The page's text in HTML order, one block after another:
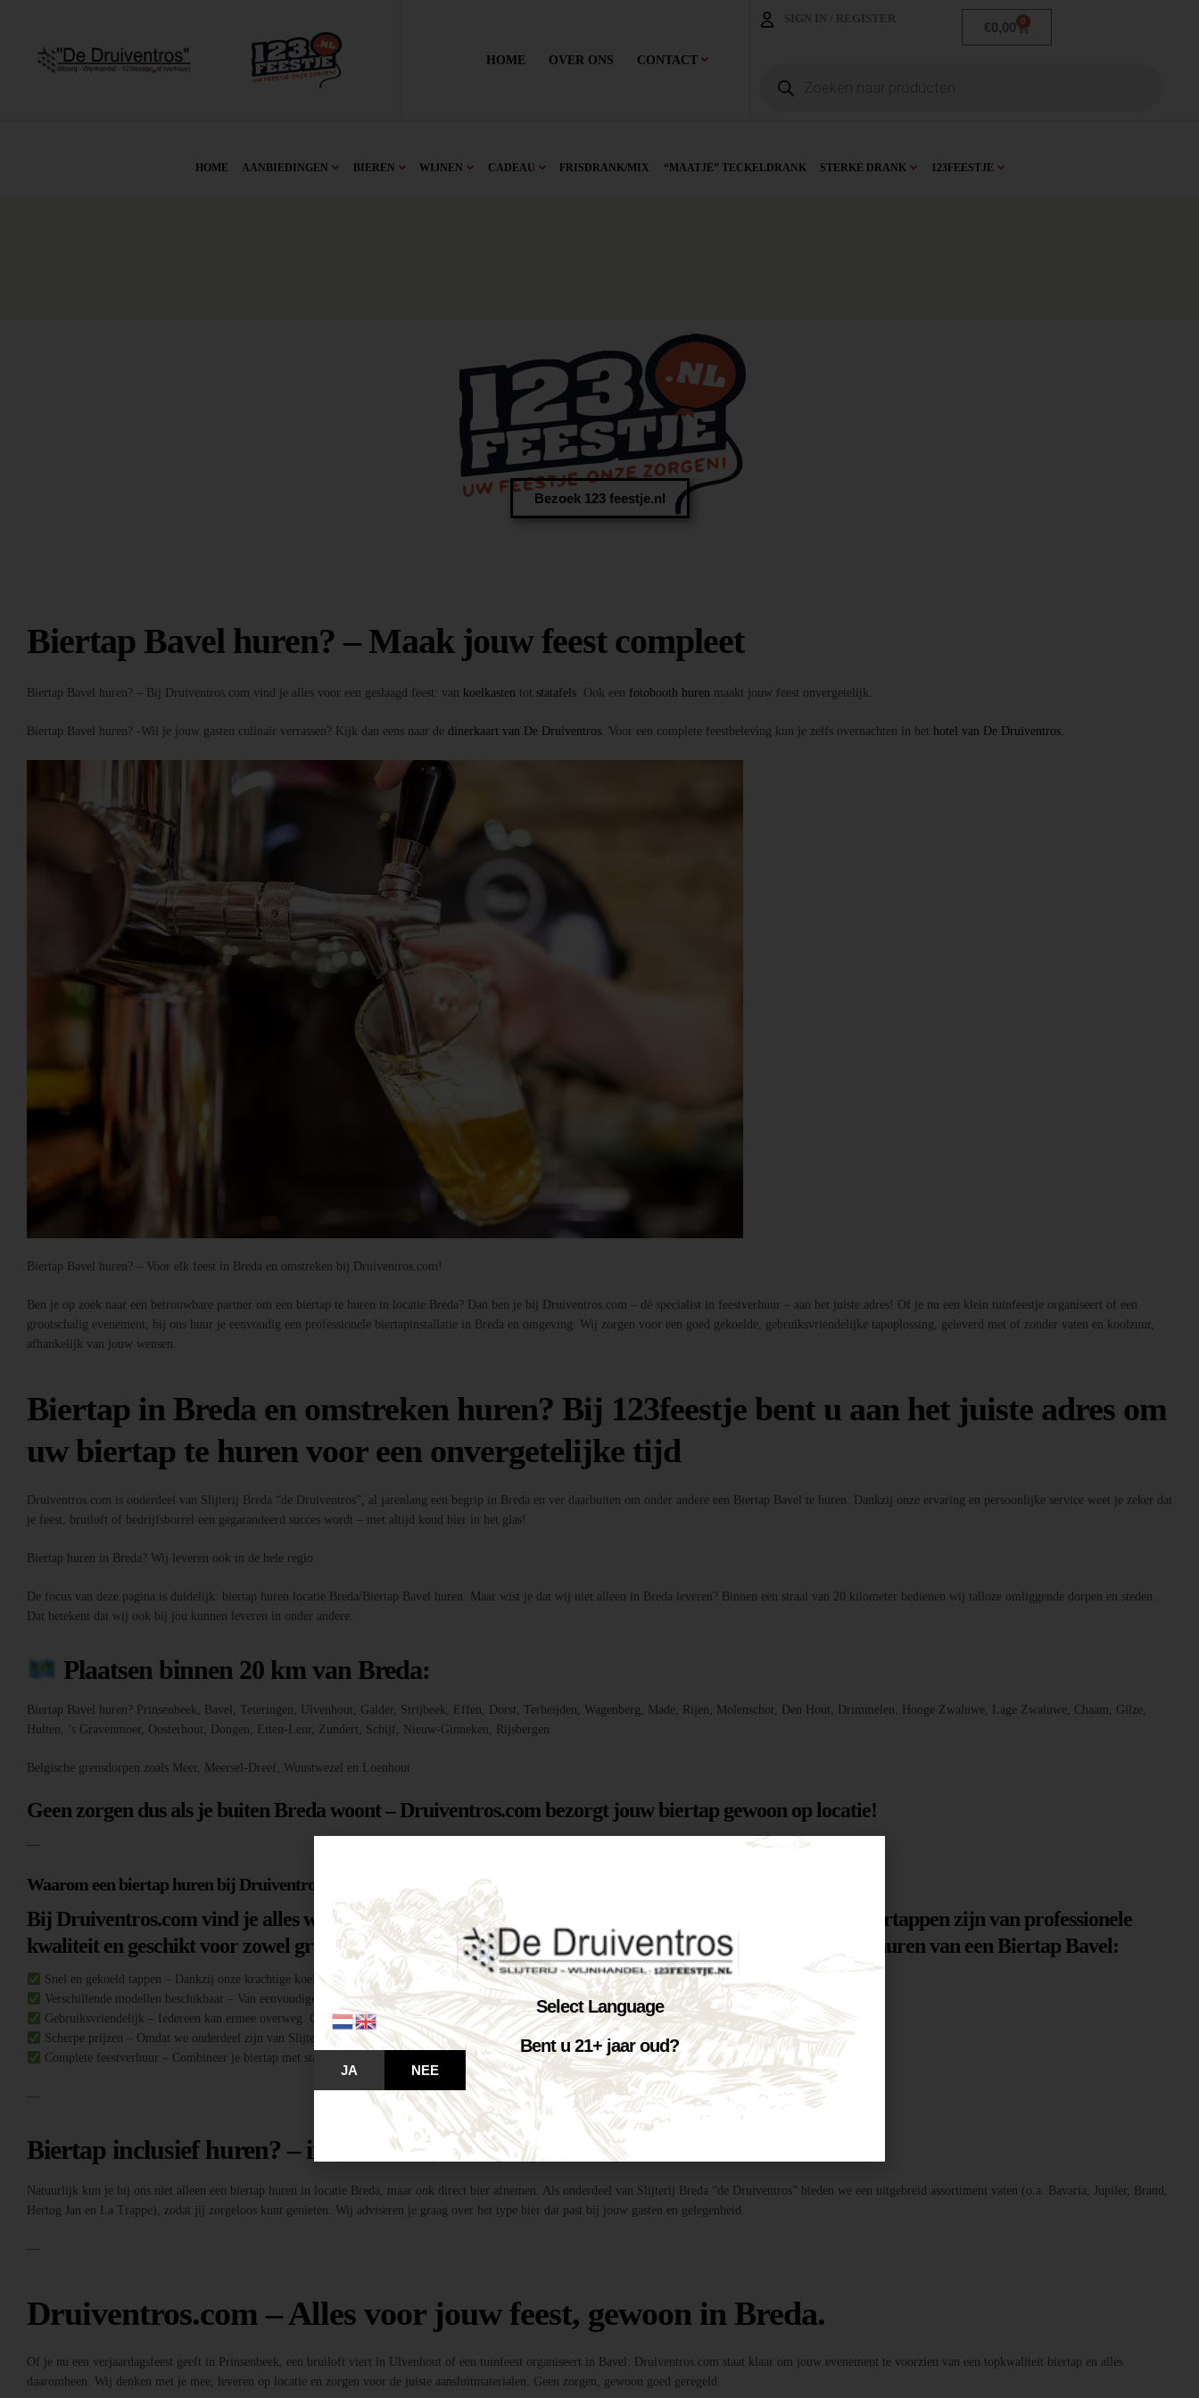
HOME OVER ONS CONTACT
SIGN IN / REGISTER
€0,00 0
HOME AANBIEDINGEN BIEREN WIJNEN CADEAU FRISDRANK/MIX “MAATJE” TECKELDRANK STERKE DRANK 123FEESTJE
Bezoek 123 feestje.nl
Biertap Bavel huren? – Maak jouw feest compleet
Biertap Bavel huren? – Bij Druiventros.com vind je alles voor een geslaagd feest: van koelkasten tot statafels . Ook een fotobooth huren maakt jouw feest onvergetelijk.
Biertap Bavel huren? -Wil je jouw gasten culinair verrassen? Kijk dan eens naar de dinerkaart van De Druiventros . Voor een complete feestbeleving kun je zelfs overnachten in het hotel van De Druiventros
Biertap Bavel huren? – Voor elk feest in Breda en omstreken bij Druiventros.com!
Ben je op zoek naar een betrouwbare partner om een biertap te huren in locatie Breda? Dan ben je bij Druiventros.com – dé specialist in feestverhuur – aan het juiste adres! Of je nu een klein tuinfeestje organiseert of een
grootschalig evenement, bij ons huur je eenvoudig een professionele biertapinstallatie in Breda en omgeving. Wij zorgen voor een goed gekoelde, gebruiksvriendelijke tapoplossing, geleverd met of zonder vaten en koolzuur,
afhankelijk van jouw wensen.
Biertap in Breda en omstreken huren? Bij 123feestje bent u aan het juiste adres om
uw biertap te huren voor een onvergetelijke tijd
Druiventros.com is onderdeel van Slijterij Breda “de Druiventros”, al jarenlang een begrip in Breda en ver daarbuiten om onder andere een Biertap Bavel te huren. Dankzij onze ervaring en persoonlijke service weet je zeker dat
je feest, bruiloft of bedrijfsborrel een gegarandeerd succes wordt – met altijd koud bier in het glas!
Biertap huren in Breda? Wij leveren ook in de hele regio
De focus van deze pagina is duidelijk: biertap huren locatie Breda/Biertap Bavel huren. Maar wist je dat wij niet alleen in Breda leveren? Binnen een straal van 20 kilometer bedienen wij talloze omliggende dorpen en steden.
Dat betekent dat wij ook bij jou kunnen leveren in onder andere:
Plaatsen binnen 20 km van Breda:
Biertap Bavel huren? Prinsenbeek, Bavel, Teteringen, Ulvenhout, Galder, Strijbeek, Effen, Dorst, Terheijden, Wagenberg, Made, Rijen, Molenschot, Den Hout, Drimmelen, Hooge Zwaluwe, Lage Zwaluwe, Chaam, Gilze,
Hulten, ’s Gravenmoer, Oosterhout, Dongen, Etten-Leur, Zundert, Schijf, Nieuw-Ginneken, Rijsbergen
Belgische grensdorpen zoals Meer, Meersel-Dreef, Wuustwezel en Loenhout
Geen zorgen dus als je buiten Breda woont – Druiventros.com bezorgt jouw biertap gewoon op locatie!
—
Waarom een biertap huren bij Druiventros.com?
Bij Druiventros.com vind je alles wat je nodig hebt om jouw feest of evenement te laten slagen. Onze biertappen zijn van professionele
kwaliteit en geschikt voor zowel grote evenementen als intieme tuinfeestjes. Enkele voordelen voor het huren van een Biertap Bavel:
Snel en gekoeld tappen – Dankzij onze krachtige koeltechniek heb je altijd een perfect koud biertje binnen handbereik.
Verschillende modellen beschikbaar – Van eenvoudige biertaps tot complete tapinstallaties inclusief fusten, koolzuur en onderstel.
Gebruiksvriendelijk – Iedereen kan ermee overweg. Geen ervaring nodig!
Scherpe prijzen – Omdat we onderdeel zijn van Slijterij Breda “de Druiventros”, profiteer je van de beste deal én topkwaliteit bier.
Complete feestverhuur – Combineer je biertap met statafels, buffettafels, feestverlichting, photobooths en meer!
—
Biertap inclusief huren? – inclusief bier?
Natuurlijk kun je bij ons niet alleen een biertap huren in locatie Breda, maar ook direct bier afnemen. Als onderdeel van Slijterij Breda “de Druiventros” bieden we een uitgebreid assortiment vaten (o.a. Bavaria, Jupiler, Brand,
Hertog Jan en La Trappe), zodat jij zorgeloos kunt genieten. Wij adviseren je graag over het type bier dat past bij jouw gasten en gelegenheid.
—
Druiventros.com – Alles voor jouw feest, gewoon in Breda.
Of je nu een verjaardagsfeest geeft in Prinsenbeek, een bruiloft viert in Ulvenhout of een tuinfeest organiseert in Bavel: Druiventros.com staat klaar om jouw evenement te voorzien van een topkwaliteit biertap en alles
daaromheen. Wij denken met je mee, leveren op locatie en zorgen voor de juiste aansluitmaterialen. Geen zorgen, gewoon goed geregeld.
Select Language
Bent u 21+ jaar oud?
JA NEE